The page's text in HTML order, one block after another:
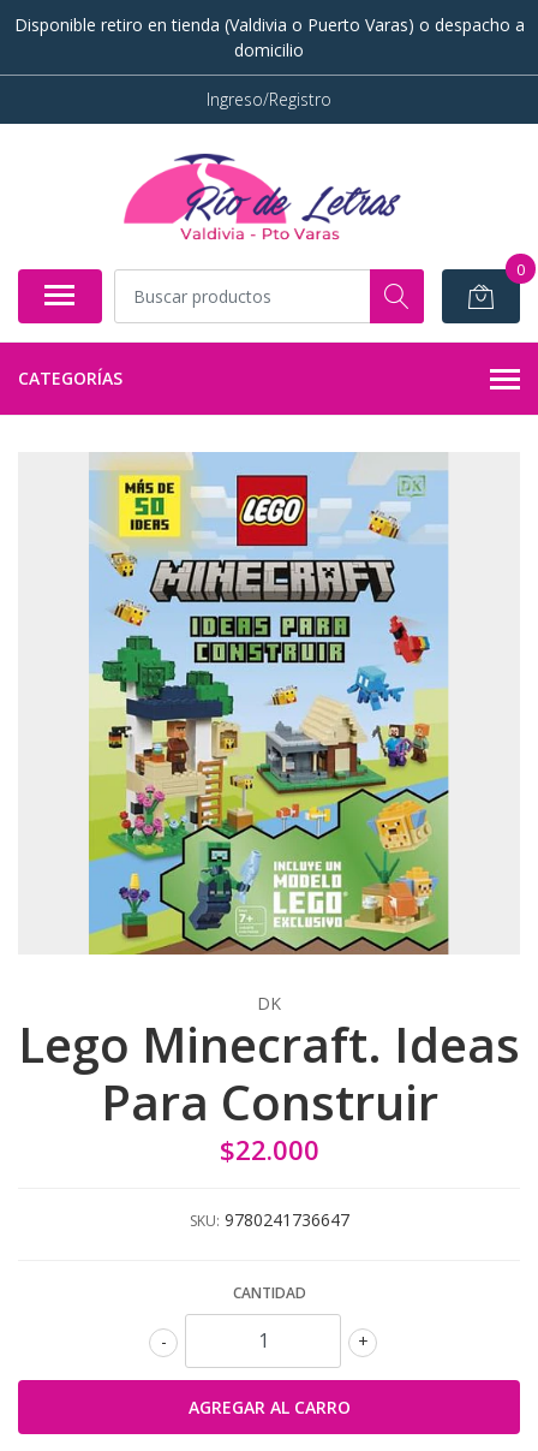
Disponible retiro en tienda (Valdivia o Puerto Varas) o despacho a
domicilio
Ingreso/Registro
0
CATEGORÍAS
DK
Lego Minecraft. Ideas
Para Construir
$22.000
SKU: 9780241736647
CANTIDAD
+
-